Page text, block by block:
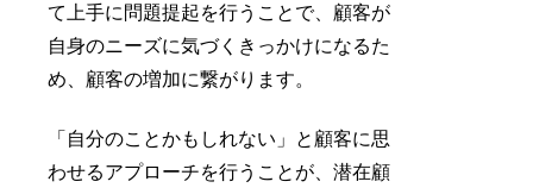
て上手に問題提起を行うことで、顧客が
自身のニーズに気づくきっかけになるた
め、顧客の増加に繋がります。
「自分のことかもしれない」と顧客に思
わせるアプローチを行うことが、潜在顧